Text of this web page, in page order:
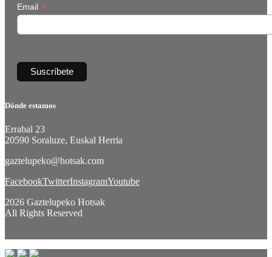
Email *
Dónde estamos
Errabal 23
20590 Soraluze, Euskal Herria
gaztelupeko@hotsak.com
FacebookTwitterInstagramYoutube
2026 Gaztelupeko Hotsak
All Rights Reserved